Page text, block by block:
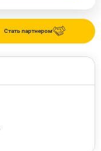
Стать партнером